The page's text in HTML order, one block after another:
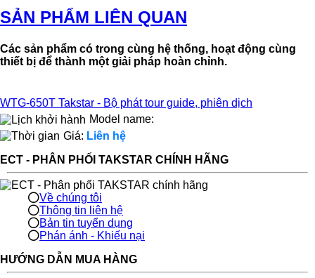
SẢN PHẨM LIÊN QUAN
Các sản phẩm có trong cùng hệ thống, hoạt động cùng
thiết bị để thành một giải pháp hoàn chỉnh.
WTG-650T Takstar - Bộ phát tour guide, phiên dịch
Model name:
Giá: Liên hệ
ECT - PHÂN PHỐI TAKSTAR CHÍNH HÃNG
Về chúng tôi
Thông tin liên hệ
Bản tin tuyển dụng
Phán ánh - Khiếu nại
HƯỚNG DẪN MUA HÀNG